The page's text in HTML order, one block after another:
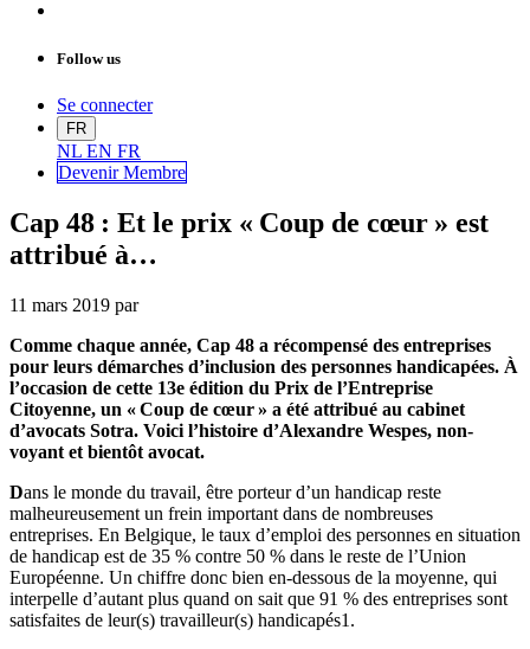
Follow us
Se connecter
FR
NL EN FR
Devenir Membre
Cap 48 : Et le prix « Coup de cœur » est
attribué à…
11 mars 2019 par
Comme chaque année, Cap 48 a récompensé des entreprises
pour leurs démarches d’inclusion des personnes handicapées. À
l’occasion de cette 13e édition du Prix de l’Entreprise
Citoyenne, un « Coup de cœur » a été attribué au cabinet
d’avocats Sotra. Voici l’histoire d’Alexandre Wespes, non-
voyant et bientôt avocat.
Dans le monde du travail, être porteur d’un handicap reste
malheureusement un frein important dans de nombreuses
entreprises. En Belgique, le taux d’emploi des personnes en situation
de handicap est de 35 % contre 50 % dans le reste de l’Union
Européenne. Un chiffre donc bien en-dessous de la moyenne, qui
interpelle d’autant plus quand on sait que 91 % des entreprises sont
satisfaites de leur(s) travailleur(s) handicapés1 .